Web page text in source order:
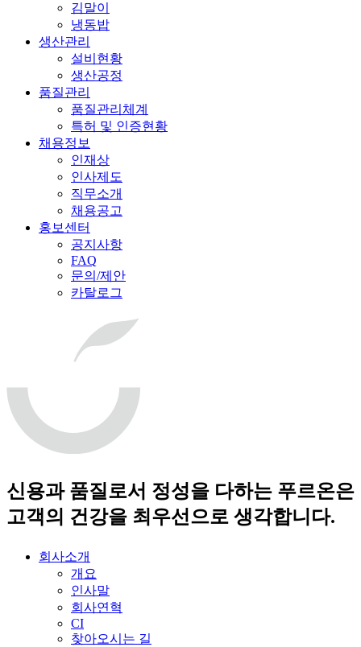
김말이
냉동밥
생산관리
설비현황
생산공정
품질관리
품질관리체계
특허 및 인증현황
채용정보
인재상
인사제도
직무소개
채용공고
홍보센터
공지사항
FAQ
문의/제안
카탈로그
신용과 품질로서 정성을 다하는 푸르온은
고객의 건강을 최우선으로 생각합니다.
회사소개
개요
인사말
회사연혁
CI
찾아오시는 길